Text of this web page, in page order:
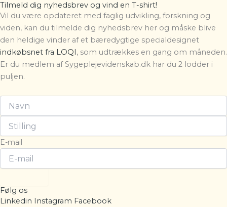
Tilmeld dig nyhedsbrev og vind en T-shirt!
Vil du være opdateret med faglig udvikling, forskning og
viden, kan du tilmelde dig nyhedsbrev her og måske blive
den heldige vinder af et bæredygtige specialdesignet
indkøbsnet fra LOQI , som udtrækkes en gang om måneden.
Er du medlem af Sygeplejevidenskab.dk har du 2 lodder i
puljen.
E-mail
Følg os
Linkedin Instagram Facebook